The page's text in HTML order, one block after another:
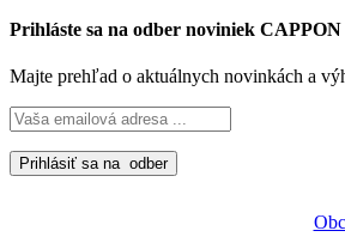
môžete
na
stránke
produktu.
42.99 €
44.99 €
Prihláste sa na odber noviniek
Majte prehľad o aktuálnych novinkách a